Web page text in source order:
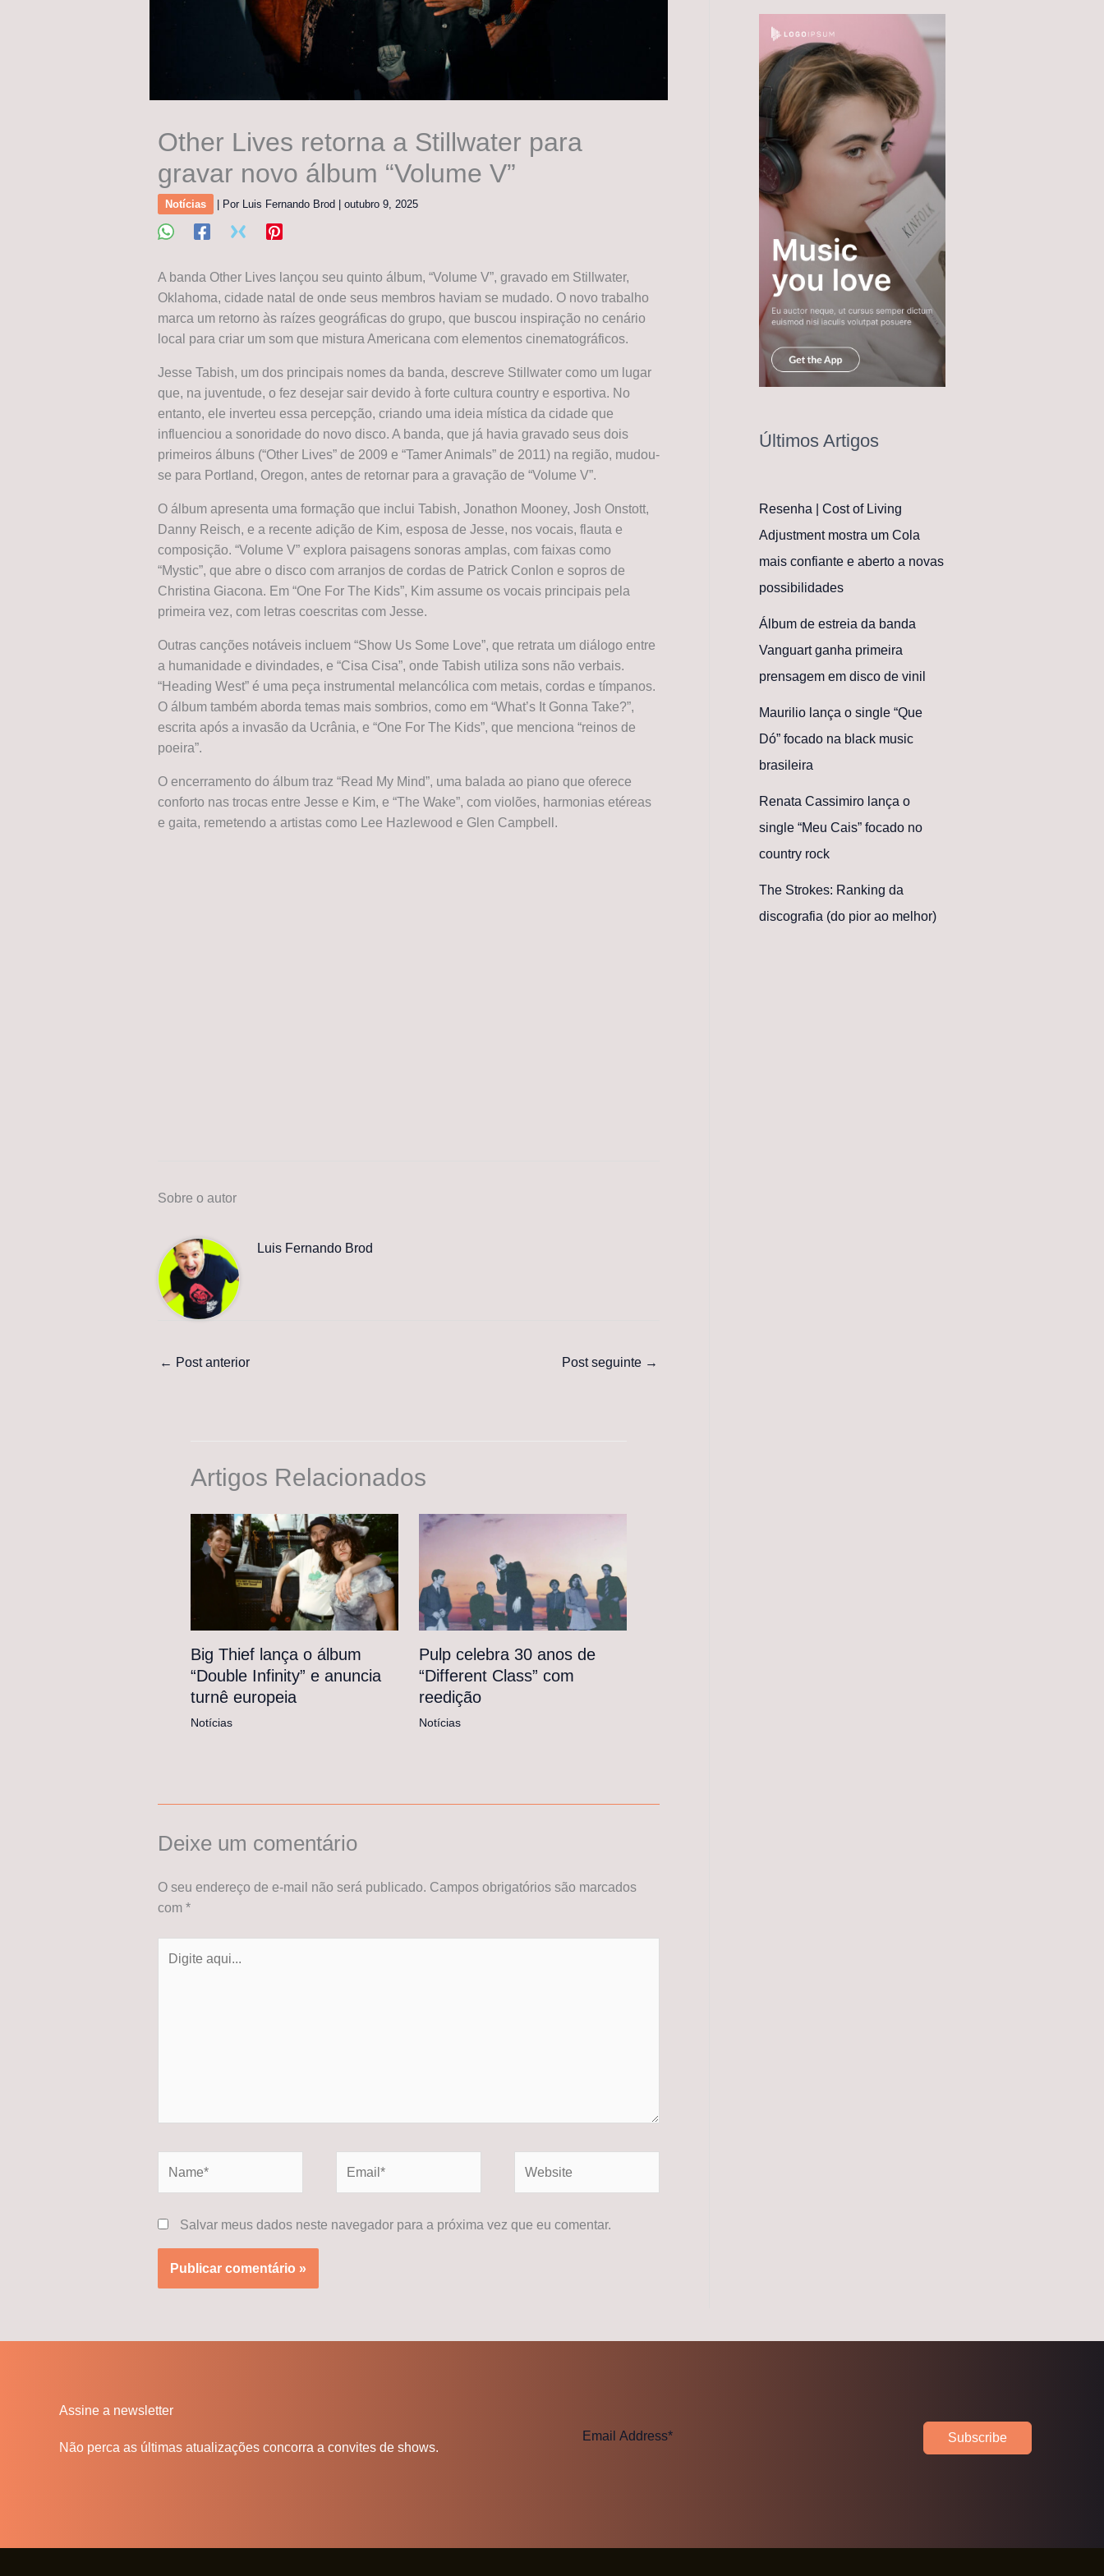
Other Lives retorna a Stillwater para
gravar novo álbum “Volume V”
Notícias | Por Luis Fernando Brod outubro 9, 2025
A banda Other Lives lançou seu quinto álbum, “Volume V”, gravado em Stillwater,
Oklahoma, cidade natal de onde seus membros haviam se mudado. O novo trabalho
marca um retorno às raízes geográficas do grupo, que buscou inspiração no cenário
local para criar um som que mistura Americana com elementos cinematográficos.
Jesse Tabish, um dos principais nomes da banda, descreve Stillwater como um lugar
que, na juventude, o fez desejar sair devido à forte cultura country e esportiva. No
entanto, ele inverteu essa percepção, criando uma ideia mística da cidade que
influenciou a sonoridade do novo disco. A banda, que já havia gravado seus dois
primeiros álbuns (“Other Lives” de 2009 e “Tamer Animals” de 2011) na região, mudou-
se para Portland, Oregon, antes de retornar para a gravação de “Volume V”.
O álbum apresenta uma formação que inclui Tabish, Jonathon Mooney, Josh Onstott,
Danny Reisch, e a recente adição de Kim, esposa de Jesse, nos vocais, flauta e
composição. “Volume V” explora paisagens sonoras amplas, com faixas como
“Mystic”, que abre o disco com arranjos de cordas de Patrick Conlon e sopros de
Christina Giacona. Em “One For The Kids”, Kim assume os vocais principais pela
primeira vez, com letras coescritas com Jesse.
Outras canções notáveis incluem “Show Us Some Love”, que retrata um diálogo entre
a humanidade e divindades, e “Cisa Cisa”, onde Tabish utiliza sons não verbais.
“Heading West” é uma peça instrumental melancólica com metais, cordas e tímpanos.
O álbum também aborda temas mais sombrios, como em “What’s It Gonna Take?”,
escrita após a invasão da Ucrânia, e “One For The Kids”, que menciona “reinos de
poeira”.
O encerramento do álbum traz “Read My Mind”, uma balada ao piano que oferece
conforto nas trocas entre Jesse e Kim, e “The Wake”, com violões, harmonias etéreas
e gaita, remetendo a artistas como Lee Hazlewood e Glen Campbell.
Sobre o autor
Luis Fernando Brod
← Post anterior Post seguinte →
Artigos Relacionados
Big Thief lança o álbum
“Double Infinity” e anuncia
turnê europeia
Notícias
Pulp celebra 30 anos de
“Different Class” com
reedição
Notícias
Deixe um comentário
O seu endereço de e-mail não será publicado. Campos obrigatórios são marcados
com *
aqui...
Salvar meus dados neste navegador para a próxima vez que eu comentar.
Últimos Artigos
Resenha | Cost of Living
Adjustment mostra um Cola
mais confiante e aberto a novas
possibilidades
Álbum de estreia da banda
Vanguart ganha primeira
prensagem em disco de vinil
Maurilio lança o single “Que
Dó” focado na black music
brasileira
Renata Cassimiro lança o
single “Meu Cais” focado no
country rock
The Strokes: Ranking da
discografia (do pior ao melhor)
Assine a newsletter
Não perca as últimas atualizações concorra a convites de shows.
Subscribe